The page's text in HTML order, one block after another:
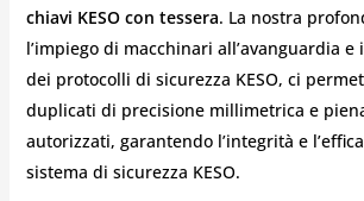
chiavi KESO con tessera. La nostra
l’impiego di macchinari all’avanguardia
dei protocolli di sicurezza KESO, ci
duplicati di precisione millimetrica e
autorizzati, garantendo l’integrità e
sistema di sicurezza KESO.